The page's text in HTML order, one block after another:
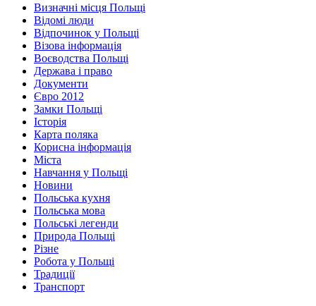
Визначні місця Польщі
Відомі люди
Відпочинок у Польщі
Візова інформація
Воєводства Польщі
Держава і право
Документи
Євро 2012
Замки Польщі
Історія
Карта поляка
Корисна інформація
Міста
Навчання у Польщі
Новини
Польська кухня
Польська мова
Польські легенди
Природа Польщі
Різне
Робота у Польщі
Традиції
Транспорт